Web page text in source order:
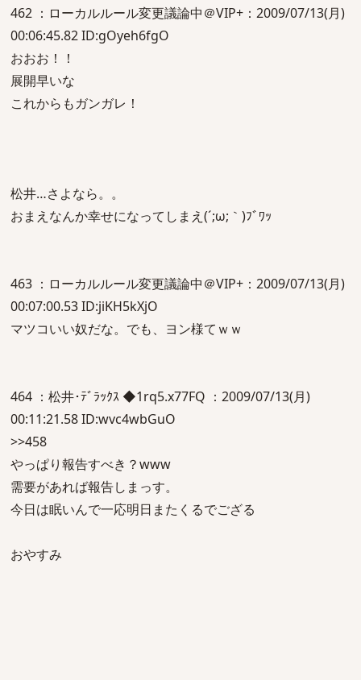
462 ：ローカルルール変更議論中＠VIP+：2009/07/13(月)
00:06:45.82 ID:gOyeh6fgO
おおお！！
展開早いな
これからもガンガレ！
松井…さよなら。。
おまえなんか幸せになってしまえ(´;ω;｀)ﾌﾞﾜｯ
463 ：ローカルルール変更議論中＠VIP+：2009/07/13(月)
00:07:00.53 ID:jiKH5kXjO
マツコいい奴だな。でも、ヨン様てｗｗ
464 ：松井･ﾃﾞﾗｯｸｽ ◆1rq5.x77FQ ：2009/07/13(月)
00:11:21.58 ID:wvc4wbGuO
>>458
やっぱり報告すべき？www
需要があれば報告しまっす。
今日は眠いんで一応明日またくるでござる
おやすみ